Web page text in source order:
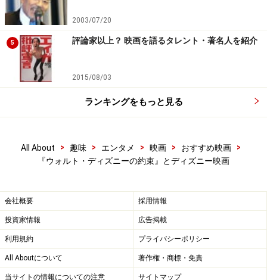
2003/07/20
5 評論家以上？ 映画を語るタレント・著名人を紹介
2015/08/03
ランキングをもっと見る
All About > 趣味 > エンタメ > 映画 > おすすめ映画
>
『ウォルト・ディズニーの約束』とディズニー映画
会社概要 採用情報
投資家情報 広告掲載
利用規約 プライバシーポリシー
All Aboutについて 著作権・商標・免責
当サイトの情報についての注意 サイトマップ